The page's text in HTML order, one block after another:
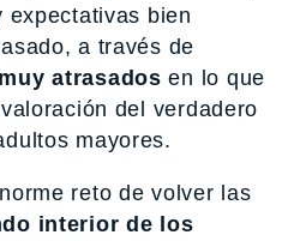
expectativas bien
a través de
atrasados en lo que
del verdadero
mayores.
reto de volver las
interior de los